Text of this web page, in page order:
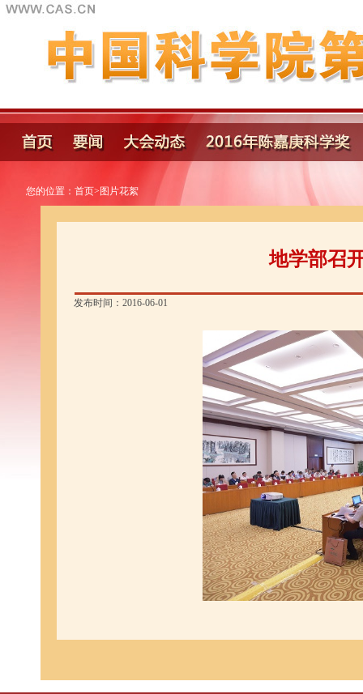
您的位置： 首页> 图片花絮
地学部召
发布时间：2016-06-01